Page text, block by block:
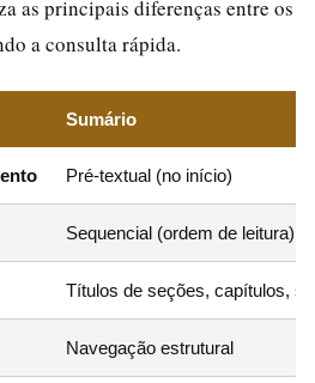
as principais diferenças entre os
a consulta rápida.
Sumário
Pré-textual (no início)
Sequencial (ordem de leitura)
Títulos de seções, capítulos,
Navegação estrutural